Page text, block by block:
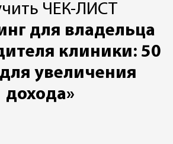
ЧЕК-ЛИСТ
для владельца
клиники: 50
увеличения
дохода»